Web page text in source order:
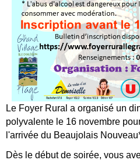
Le Foyer Rural a organisé un
polyvalente le 16 novembre
l'arrivée du Beaujolais
Dès le début de soirée, vous